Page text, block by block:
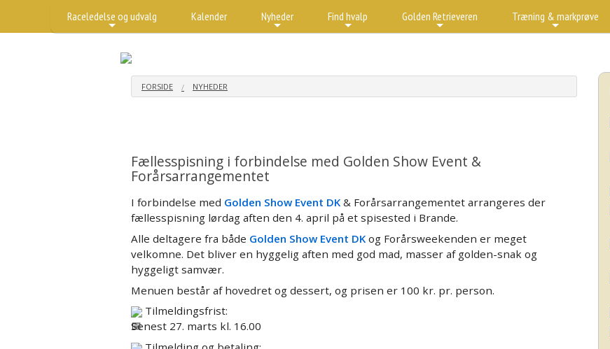
Raceledelse og udvalg Kalender Nyheder Find hvalp Golden Retrieveren Træning & markprøve
FORSIDE NYHEDER
Fællesspisning i forbindelse med Golden Show Event &
Forårsarrangementet
I forbindelse med Golden Show Event DK & Forårsarrangementet arrangeres der
fællesspisning lørdag aften den 4. april på et spisested i Brande.
Alle deltagere fra både Golden Show Event DK og Forårsweekenden er meget
velkomne. Det bliver en hyggelig aften med god mad, masser af golden-snak og
hyggeligt samvær.
Menuen består af hovedret og dessert, og prisen er 100 kr. pr. person.
Tilmeldingsfrist:
Senest 27. marts kl. 16.00